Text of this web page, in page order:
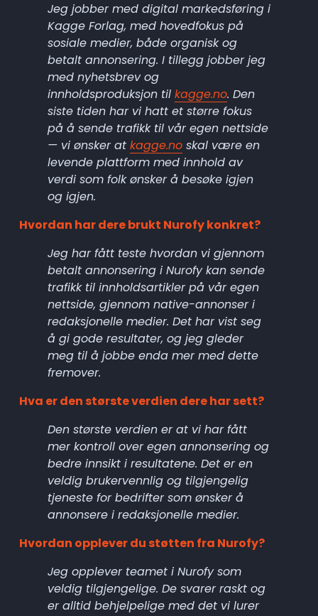
Jeg jobber med digital markedsføring i
Kagge Forlag, med hovedfokus på
sosiale medier, både organisk og
betalt annonsering. I tillegg jobber jeg
med nyhetsbrev og
innholdsproduksjon til kagge.no. Den
siste tiden har vi hatt et større fokus
på å sende trafikk til vår egen nettside
— vi ønsker at kagge.no skal være en
levende plattform med innhold av
verdi som folk ønsker å besøke igjen
og igjen.
Hvordan har dere brukt Nurofy konkret?
Jeg har fått teste hvordan vi gjennom
betalt annonsering i Nurofy kan sende
trafikk til innholdsartikler på vår egen
nettside, gjennom native-annonser i
redaksjonelle medier. Det har vist seg
å gi gode resultater, og jeg gleder
meg til å jobbe enda mer med dette
fremover.
Hva er den største verdien dere har sett?
Den største verdien er at vi har fått
mer kontroll over egen annonsering og
bedre innsikt i resultatene. Det er en
veldig brukervennlig og tilgjengelig
tjeneste for bedrifter som ønsker å
annonsere i redaksjonelle medier.
Hvordan opplever du støtten fra Nurofy?
Jeg opplever teamet i Nurofy som
veldig tilgjengelige. De svarer raskt og
er alltid behjelpelige med det vi lurer